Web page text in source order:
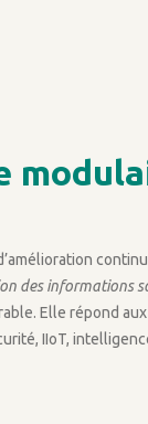
des informations
Elle répond
IIoT,